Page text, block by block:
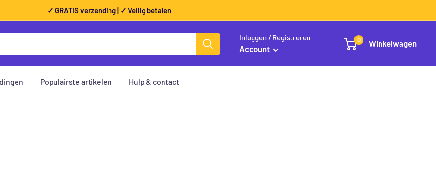
✓ GRATIS verzending | ✓ Veilig betalen
Inloggen / Registreren
Account
0 Winkelwagen
Populairste artikelen Hulp & contact